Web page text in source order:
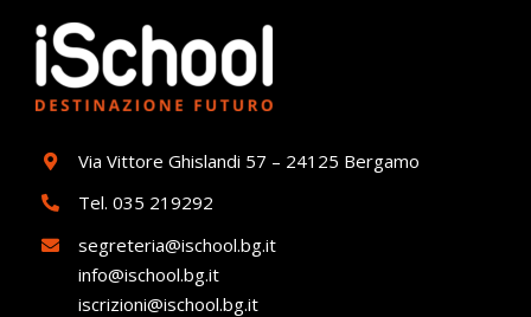
Via Vittore Ghislandi 57 – 24125 Bergamo
Tel. 035 219292
segreteria@ischool.bg.it
info@ischool.bg.it
iscrizioni@ischool.bg.it